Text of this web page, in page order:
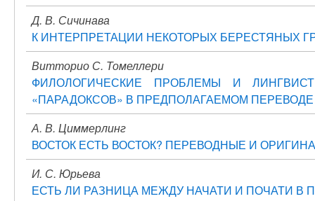
Д. В. Сичинава
К ИНТЕРПРЕТАЦИИ НЕКОТОРЫХ БЕРЕСТЯНЫХ
Витторио С. Томеллери
ФИЛОЛОГИЧЕСКИЕ ПРОБЛЕМЫ И
«ПАРАДОКСОВ» В ПРЕДПОЛАГАЕМОМ ПЕРЕВОДЕ
А. В. Циммерлинг
ВОСТОК ЕСТЬ ВОСТОК? ПЕРЕВОДНЫЕ И
И. С. Юрьева
ЕСТЬ ЛИ РАЗНИЦА МЕЖДУ НАЧАТИ И ПОЧАТИ В